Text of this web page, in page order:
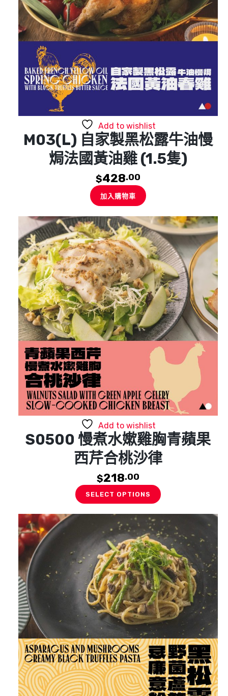
Add to wishlist
M03(L) 自家製黑松露牛油慢
焗法國黃油雞 (1.5隻)
$428.00
加入購物車
Add to wishlist
S0500 慢煮水嫰雞胸青蘋果
西芹合桃沙律
$218.00
SELECT OPTIONS